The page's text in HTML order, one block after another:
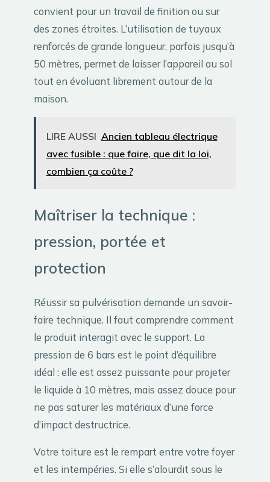
convient pour un travail de finition ou sur
des zones étroites. L’utilisation de tuyaux
renforcés de grande longueur, parfois jusqu’à
50 mètres, permet de laisser l’appareil au sol
tout en évoluant librement autour de la
maison.
LIRE AUSSI Ancien tableau électrique
avec fusible : que faire, que dit la loi,
combien ça coûte ?
Maîtriser la technique :
pression, portée et
protection
Réussir sa pulvérisation demande un savoir-
faire technique. Il faut comprendre comment
le produit interagit avec le support. La
pression de 6 bars est le point d’équilibre
idéal : elle est assez puissante pour projeter
le liquide à 10 mètres, mais assez douce pour
ne pas saturer les matériaux d’une force
d’impact destructrice.
Votre toiture est le rempart entre votre foyer
et les intempéries. Si elle s’alourdit sous le